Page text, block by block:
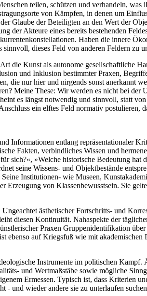
teilen, schützen und verhandeln,
von Kämpfen, in denen um
Glaube der Beteiligten an den Wert der
der Akteure eines bereits bestehenden
Haben die innere
dieses Feld von anderen Feldern zu
die Kunst als autonome gesellschaftliche
und Inklusion bestimmter Praxen,
die nur hier und nirgends sonst anerkannt
Meine These: Wir werden es nicht bei der
es längst notwendig und sinnvoll, statt
ein elftes Feld normativ postulieren,
Informationen entlang repräsentationaler
Fakten, verbindliches Wissen und
sich?«, »Welche historische Bedeutung
seine Wissens- und Objektbestände
Institutionen- wie Museen,
von Klassenbewusstsein. Sie
ästhetischer Fortschritts- und
diesen Kontinuität. Nahaspekte der
Praxen Gruppenidentifikation
ebenso auf Kriegsfuß wie mit
Instrumente im politischen
und Wertmaßstäbe sowie mögliche
Ermessen. Typisch ist, dass Kriterien
- und wieder andere sie zu unterlaufen